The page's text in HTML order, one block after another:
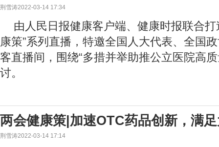
荆雪涛2022-03-14 17:34
由人民日报健康客户端、健康时报联合
康策”系列直播，特邀全国人大代表、全国
客直播间，围绕“多措并举助推公立医院高
讨。
两会健康策|加速OTC药品创新，满
荆雪涛2022-03-14 17:14